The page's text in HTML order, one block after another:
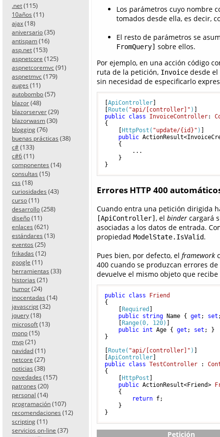
.net (115)
10años (11)
ajax (18)
aniversario (35)
antispam (16)
asp.net (153)
aspnetcore (125)
aspnetcoremvc (91)
aspnetmvc (179)
auges (11)
autobombo (57)
blazor (48)
blazorserver (29)
blazorwasm (30)
blogging (76)
buenas prácticas (38)
c# (133)
c#6 (11)
componentes (14)
consultas (15)
css (18)
curiosidades (43)
curso (11)
desarrollo (258)
diseño (11)
enlaces (621)
estándares (13)
eventos (25)
frikadas (12)
google (11)
herramientas (33)
historias (21)
humor (24)
inocentadas (14)
javascript (32)
jquery (18)
microsoft (13)
mono (15)
mvp (21)
navidad (11)
netcore (27)
noticias (38)
novedades (157)
patrones (20)
personal (14)
programación (107)
recomendaciones (12)
scripting (11)
servicios on-line (37)
Los parámetros cuyo nombre
tomados desde ella, es decir,
El resto de parámetros se
FromQuery] sobre ellos.
Por ejemplo, en una acción código
ruta de la petición, Invoice desde
sin necesidad de especificarlo
ApiController]
Route( "api/[controller]" )
public class InvoiceController:
{
HttpPost( "update/{id}" )
public
    {
        ...
    }
}
Errores HTTP 400
Cuando entra una petición dirigida
[ApiController] , el binder cargará
asociadas a los datos de entrada.
propiedad ModelState.IsValid.
Pues bien, por defecto, el framework
400 cuando se produzcan errores
devuelve el mismo objeto que
public class
Friend
{
Required
public string Name { get ; set
Range(0, 120)
public int Age { get ; set ; }
}
Route( "api/[controller]" )
ApiController
public class TestController :
{
HttpPost
public ActionResult<Friend>
    {
return f;
    }
}
Petición